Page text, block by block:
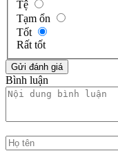
Tệ
Tạm ổn
Tốt
Rất tốt
Bình luận